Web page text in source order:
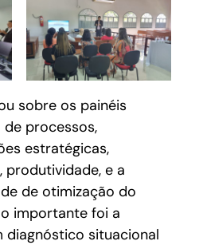
sobre os painéis
processos,
estratégicas,
produtividade, e a
de otimização do
importante foi a
diagnóstico situacional